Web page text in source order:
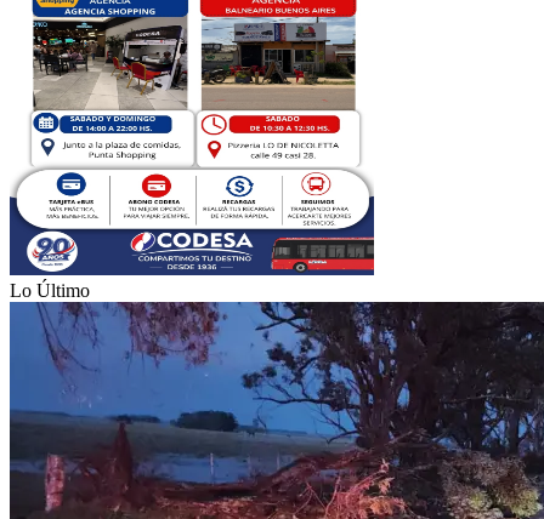
Lo Último